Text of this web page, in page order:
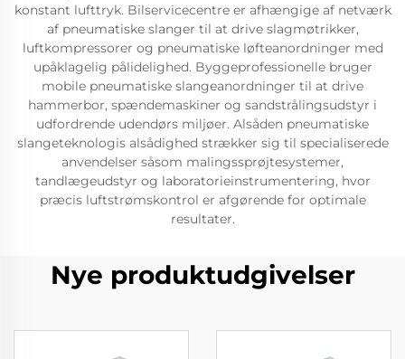
konstant lufttryk. Bilservicecentre er afhængige af netværk
af pneumatiske slanger til at drive slagmøtrikker,
luftkompressorer og pneumatiske løfteanordninger med
upåklagelig pålidelighed. Byggeprofessionelle bruger
mobile pneumatiske slangeanordninger til at drive
hammerbor, spændemaskiner og sandstrålingsudstyr i
udfordrende udendørs miljøer. Alsåden pneumatiske
slangeteknologis alsådighed strækker sig til specialiserede
anvendelser såsom malingssprøjtesystemer,
tandlægeudstyr og laboratorieinstrumentering, hvor
præcis luftstrømskontrol er afgørende for optimale
resultater.
Nye produktudgivelser